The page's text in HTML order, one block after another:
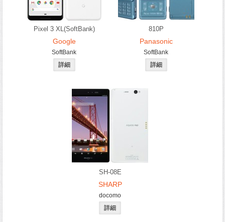
Pixel 3 XL(SoftBank)
Google
SoftBank
810P
Panasonic
SoftBank
SH-08E
SHARP
docomo